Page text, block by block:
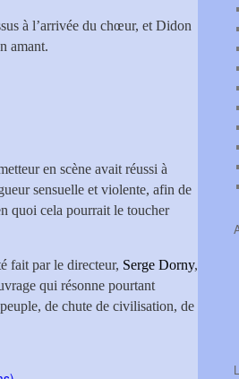
à l’arrivée du chœur, et Didon
amant.
en scène avait réussi à
sensuelle et violente, afin de
quoi cela pourrait le toucher
fait par le directeur, Serge Dorny,
qui résonne pourtant
de chute de civilisation, de